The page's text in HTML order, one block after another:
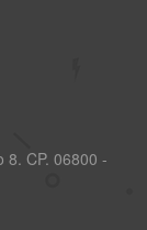
8. CP. 06800 -